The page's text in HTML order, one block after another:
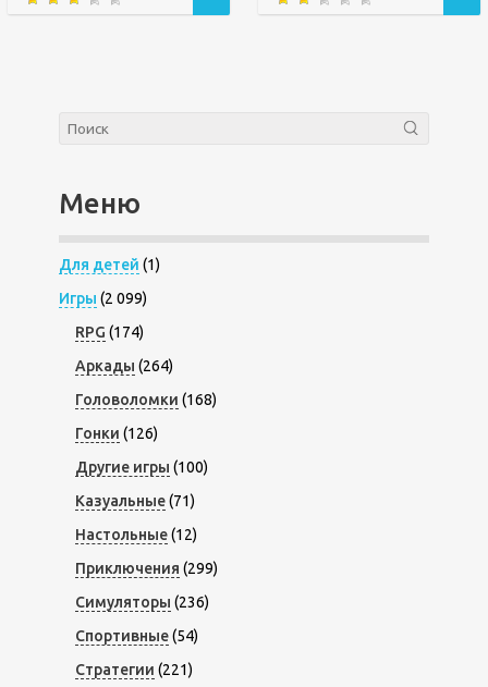
Меню
Для детей (1)
Игры (2 099)
RPG (174)
Аркады (264)
Головоломки (168)
Гонки (126)
Другие игры (100)
Казуальные(71)
Настольные(12)
Приключения (299)
Симуляторы (236)
Спортивные(54)
Стратегии (221)